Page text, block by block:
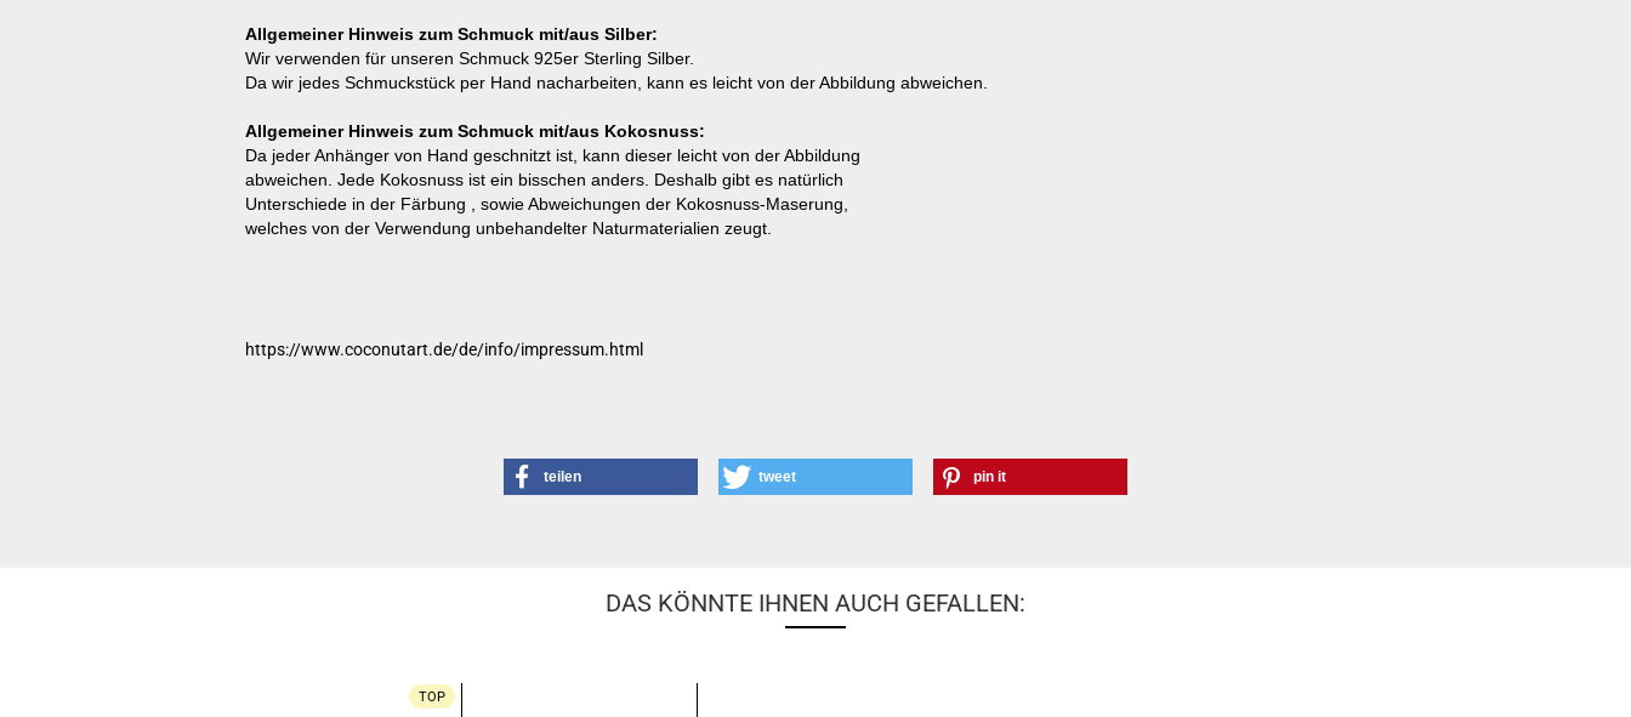
Allgemeiner Hinweis zum Schmuck mit/aus Silber:
Wir verwenden für unseren Schmuck 925er Sterling Silber.
Da wir jedes Schmuckstück per Hand nacharbeiten, kann es leicht von der Abbildung abweichen.
Allgemeiner Hinweis zum Schmuck mit/aus Kokosnuss:
Da jeder Anhänger von Hand geschnitzt ist, kann dieser leicht von der Abbildung
abweichen. Jede Kokosnuss ist ein bisschen anders. Deshalb gibt es natürlich
Unterschiede in der Färbung , sowie Abweichungen der Kokosnuss-Maserung,
welches von der Verwendung unbehandelter Naturmaterialien zeugt.
https://www.coconutart.de/de/info/impressum.html
teilen tweet pin it
DAS KÖNNTE IHNEN AUCH GEFALLEN:
TOP